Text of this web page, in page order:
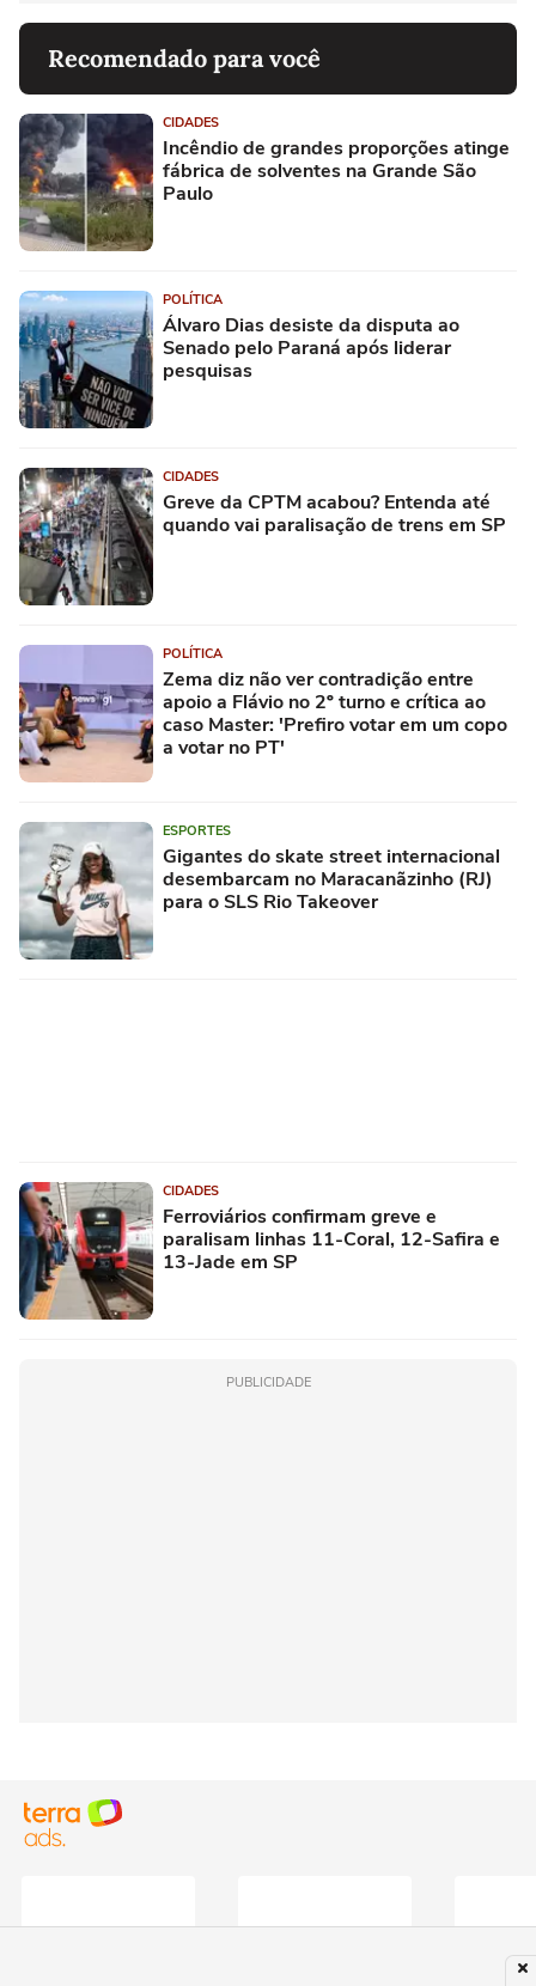
Recomendado para você
CIDADES
Incêndio de grandes proporções atinge
fábrica de solventes na Grande São
Paulo
POLÍTICA
Álvaro Dias desiste da disputa ao
Senado pelo Paraná após liderar
pesquisas
CIDADES
Greve da CPTM acabou? Entenda até
quando vai paralisação de trens em SP
POLÍTICA
Zema diz não ver contradição entre
apoio a Flávio no 2º turno e crítica ao
caso Master: 'Prefiro votar em um copo
a votar no PT'
ESPORTES
Gigantes do skate street internacional
desembarcam no Maracanãzinho (RJ)
para o SLS Rio Takeover
CIDADES
Ferroviários confirmam greve e
paralisam linhas 11-Coral, 12-Safira e
13-Jade em SP
PUBLICIDADE